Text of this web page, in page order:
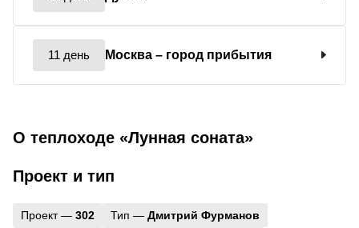
11 день Москва – город прибытия
О теплоходе «Лунная соната»
Проект и тип
Проект — 302 Тип — Дмитрий Фурманов